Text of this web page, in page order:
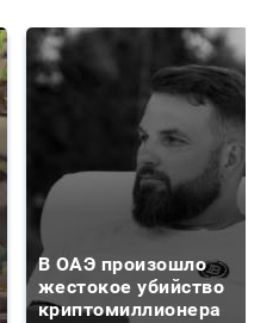
В ОАЭ произошло
жестокое убийство
криптомиллионера